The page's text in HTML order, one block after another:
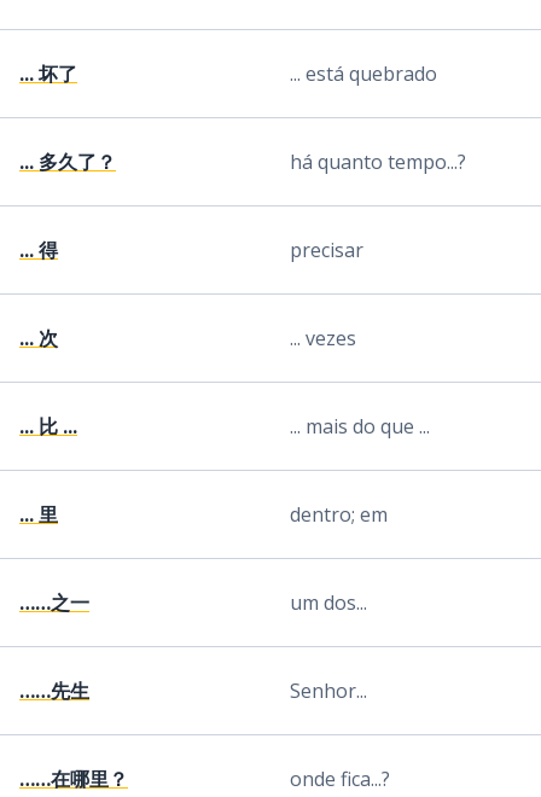
... 坏了 ... está quebrado
... 多久了？ há quanto tempo...?
... 得 precisar
... 次 ... vezes
... 比 ... ... mais do que ...
... 里 dentro; em
……之一 um dos...
……先生 Senhor...
……在哪里？ onde fica...?